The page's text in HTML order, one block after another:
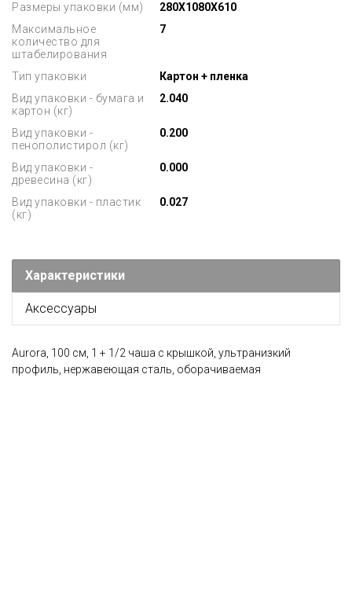
Размеры упаковки (мм)
280X1080X610
Максимальное
количество для
штабелирования
7
Тип упаковки
Картон + пленка
Вид упаковки - бумага и
картон (кг)
2.040
Вид упаковки -
пенополистирол (кг)
0.200
Вид упаковки -
древесина (кг)
0.000
Вид упаковки - пластик
(кг)
0.027
Характеристики
Аксессуары
Aurora, 100 см, 1 + 1/2 чаша с крышкой, ультранизкий
профиль, нержавеющая сталь, оборачиваемая